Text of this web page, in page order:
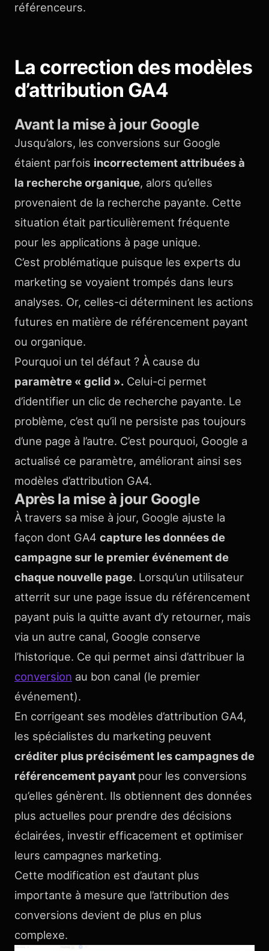
référenceurs.
La correction des modèles
d’attribution GA4
Avant la mise à jour Google
Jusqu’alors, les conversions sur Google
étaient parfois incorrectement attribuées à
la recherche organique, alors qu’elles
provenaient de la recherche payante. Cette
situation était particulièrement fréquente
pour les applications à page unique.
C’est problématique puisque les experts du
marketing se voyaient trompés dans leurs
analyses. Or, celles-ci déterminent les actions
futures en matière de référencement payant
ou organique.
Pourquoi un tel défaut ? À cause du
paramètre « gclid ». Celui-ci permet
d’identifier un clic de recherche payante. Le
problème, c’est qu’il ne persiste pas toujours
d’une page à l’autre. C’est pourquoi, Google a
actualisé ce paramètre, améliorant ainsi ses
modèles d’attribution GA4.
Après la mise à jour Google
À travers sa mise à jour, Google ajuste la
façon dont GA4 capture les données de
campagne sur le premier événement de
chaque nouvelle page. Lorsqu’un utilisateur
atterrit sur une page issue du référencement
payant puis la quitte avant d’y retourner, mais
via un autre canal, Google conserve
l’historique. Ce qui permet ainsi d’attribuer la
conversion au bon canal (le premier
événement).
En corrigeant ses modèles d’attribution GA4,
les spécialistes du marketing peuvent
créditer plus précisément les campagnes de
référencement payant pour les conversions
qu’elles génèrent. Ils obtiennent des données
plus actuelles pour prendre des décisions
éclairées, investir efficacement et optimiser
leurs campagnes marketing.
Cette modification est d’autant plus
importante à mesure que l’attribution des
conversions devient de plus en plus
complexe.